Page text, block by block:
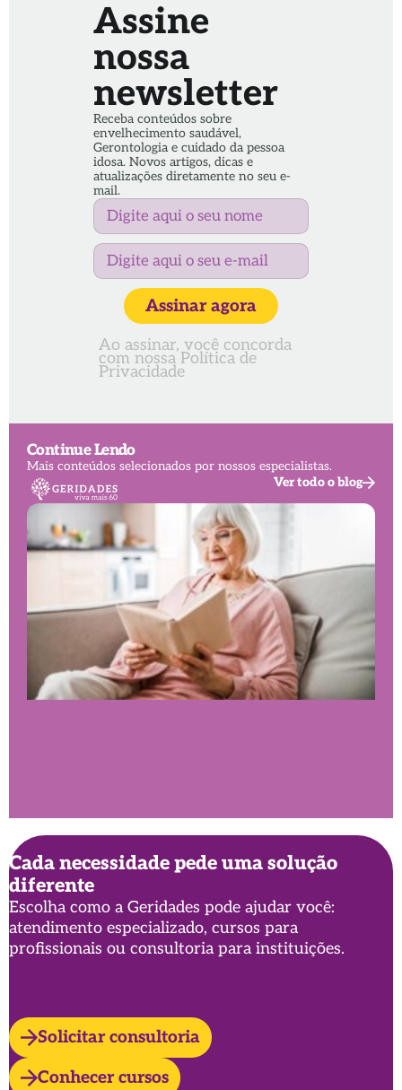
Assine
nossa
newsletter
Receba conteúdos sobre
envelhecimento saudável,
Gerontologia e cuidado da pessoa
idosa. Novos artigos, dicas e
atualizações diretamente no seu e-
mail.
Assinar agora
Ao assinar, você concorda
com nossa Política de
Privacidade
Continue Lendo
Mais conteúdos selecionados por nossos especialistas.
Ver todo o blog
Você conhece os benefícios da leitura para
idosos? Descubra!
Cada necessidade pede uma solução
diferente
Escolha como a Geridades pode ajudar você:
atendimento especializado, cursos para
profissionais ou consultoria para instituições.
Solicitar consultoria
Conhecer cursos